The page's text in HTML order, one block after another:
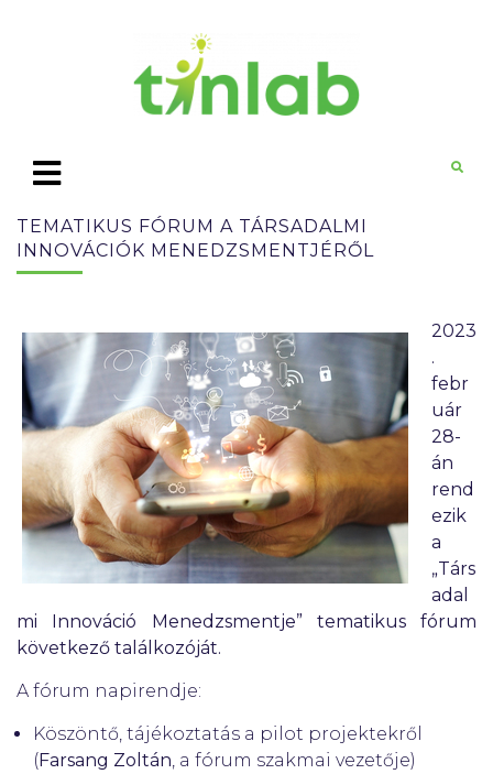
TEMATIKUS FÓRUM A TÁRSADALMI
INNOVÁCIÓK MENEDZSMENTJÉRŐL
2023
.
febr
uár
28-
án
rend
ezik
a
„Társ
adal
mi Innováció Menedzsmentje” tematikus fórum
következő találkozóját.
A fórum napirendje:
Köszöntő, tájékoztatás a pilot projektekről
(Farsang Zoltán, a fórum szakmai vezetője)